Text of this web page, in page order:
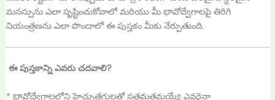
మనస్సును ఎలా సృష్టించుకోవాలో మరియు మీ భావోద్వేగాలపై తిరిగి
నియంత్రణను ఎలా పొందాలో ఈ పుస్తకం మీకు నేర్పుతుంది.
ఈ పుస్తకాన్ని ఎవరు చదవాలి?
* భావోద్వేగాలలోని హెచ్చుతగ్గులతో సతమతమయ్యే ఎవరైనా